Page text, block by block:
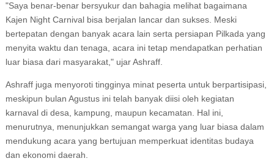
"Saya benar-benar bersyukur dan bahagia melihat bagaimana
Kajen Night Carnival bisa berjalan lancar dan sukses. Meski
bertepatan dengan banyak acara lain serta persiapan Pilkada yang
menyita waktu dan tenaga, acara ini tetap mendapatkan perhatian
luar biasa dari masyarakat," ujar Ashraff.
Ashraff juga menyoroti tingginya minat peserta untuk berpartisipasi,
meskipun bulan Agustus ini telah banyak diisi oleh kegiatan
karnaval di desa, kampung, maupun kecamatan. Hal ini,
menurutnya, menunjukkan semangat warga yang luar biasa dalam
mendukung acara yang bertujuan memperkuat identitas budaya
dan ekonomi daerah.